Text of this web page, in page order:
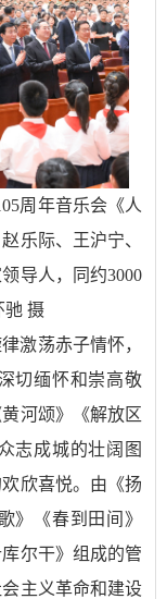
周年音乐会《人
乐际、王沪宁、
导人，同约3000
驰 摄
激荡赤子情怀，
切缅怀和崇高敬
河颂》《解放区
志成城的壮阔图
欣喜悦。由《扬
》《春到田间》
尔干》组成的管
主义革命和建设